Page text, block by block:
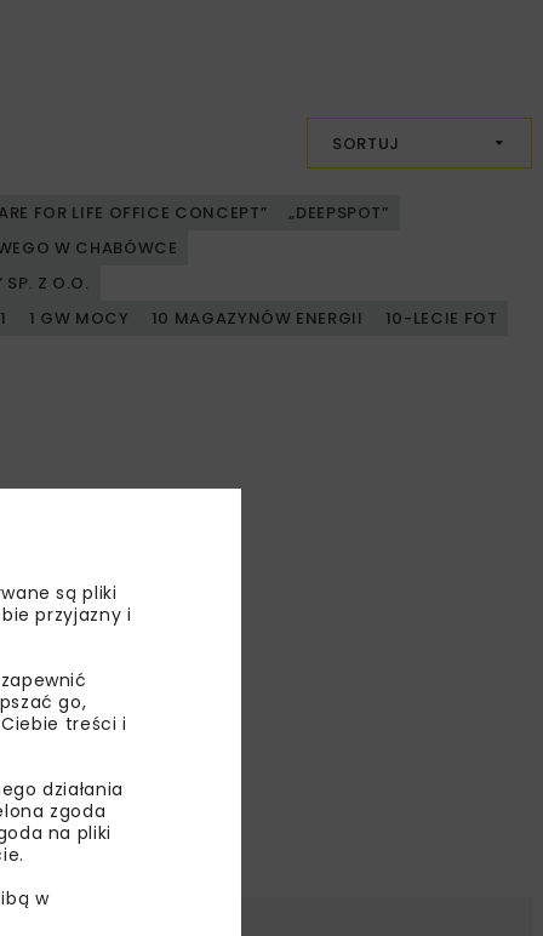
SORTUJ
FOR LIFE OFFICE CONCEPT”
„DEEPSPOT”
W CHABÓWCE
SP. Z O.O.
1 1 GW MOCY 10 MAGAZYNÓW ENERGII
10-LECIE FOT
są pliki
przyjazny i
go,
treści i
działania
zgoda
na pliki
w